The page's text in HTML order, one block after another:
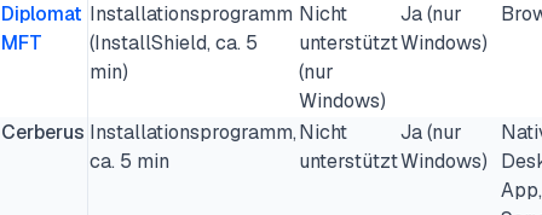
Diplomat
MFT
Installationsprogramm
(InstallShield, ca. 5
min)
Nicht
unterstützt
(nur
Windows)
Ja (nur
Windows)
Cerberus Installationsprogramm,
ca. 5 min
Nicht
unterstützt
Ja (nur
Windows)